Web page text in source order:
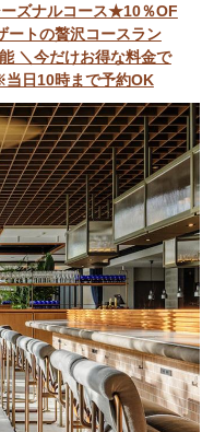
ズナルコース★10％OF
ートの贅沢コースラン
＼今だけお得な料金で
当日10時まで予約OK